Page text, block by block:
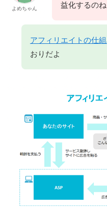
よめちゃん
益化するのね
アフィリエイトの仕
おりだよ